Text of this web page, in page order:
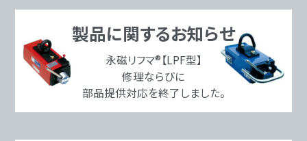
製品に関するお知らせ
永磁リフマ®【LPF型】
修理ならびに
部品提供対応を終了しました。